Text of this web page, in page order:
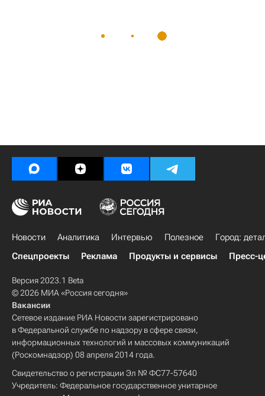
Новости Аналитика Интервью Полезное
Город:
Спецпроекты
Реклама Продукты и сервисы Пресс-
Версия 2023.1 Beta
© 2026 МИА «Россия сегодня»
Вакансии
Сетевое издание РИА Новости зарегистрировано
в Федеральной службе по надзору в сфере связи,
информационных технологий и массовых коммуникаций
(Роскомнадзор) 08 апреля 2014 года.
Свидетельство о регистрации Эл № ФС77-57640
Учредитель: Федеральное государственное унитарное